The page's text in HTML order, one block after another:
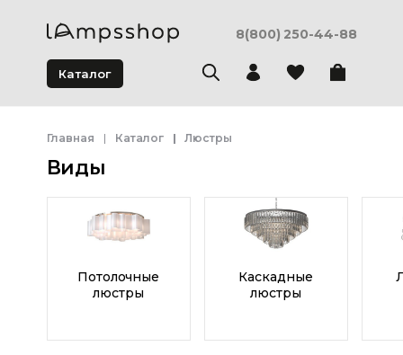
8(800) 250-44-88
Каталог
Главная Каталог Люстры
Виды
Потолочные
люстры
Каскадные
люстры